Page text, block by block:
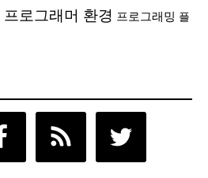
프로그래머 환경 프로그래밍 플